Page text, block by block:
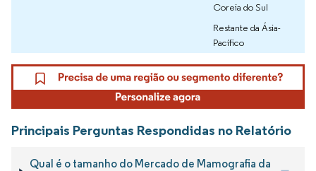
Coreia do Sul
Restante da Ásia-
Pacífico
Principais Perguntas Respondidas no Relatório
Qual é o tamanho do Mercado de Mamografia da